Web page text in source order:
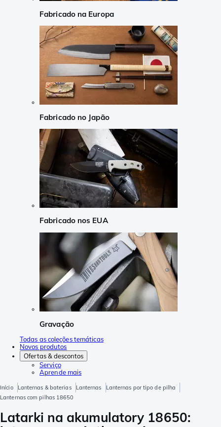
Fabricado na Europa
Fabricado no Japão
Fabricado nos EUA
Gravação
Todas as coleções temáticas
Novos produtos
Ofertas & descontos
Serviço
Aprende mais
Início Lanternas & baterias Lanternas
Lanternas por tipo de pilha
Lanternas com pilhas 18650
Latarki na akumulatory 18650: